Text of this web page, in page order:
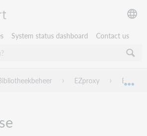
System status dashboard Contact us
uitvouwen / samenvouwen
EZproxy